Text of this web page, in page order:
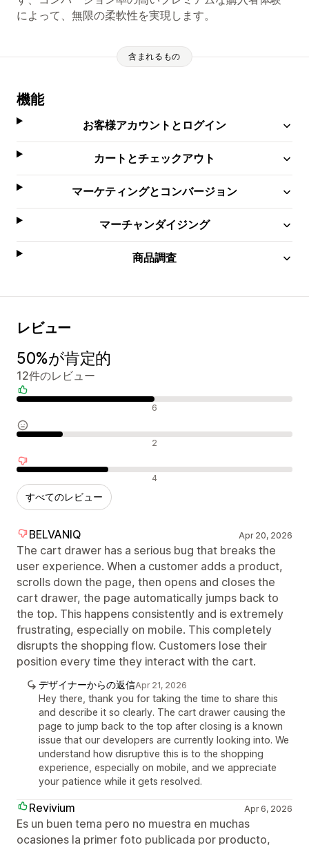
によって、無限の柔軟性を実現します。
含まれるもの
機能
お客様アカウントとログイン
カートとチェックアウト
マーケティングとコンバージョン
マーチャンダイジング
商品調査
レビュー
50%が肯定的
12件のレビュー
肯定的なレビュー 6
中間的なレビュー 2
否定的なレビュー 4
すべてのレビュー
BELVANIQ Apr 20, 2026
The cart drawer has a serious bug that breaks the
user experience. When a customer adds a product,
scrolls down the page, then opens and closes the
cart drawer, the page automatically jumps back to
the top. This happens consistently and is extremely
frustrating, especially on mobile. This completely
disrupts the shopping flow. Customers lose their
position every time they interact with the cart.
デザイナーからの返信Apr 21, 2026
Hey there, thank you for taking the time to share this
and describe it so clearly. The cart drawer causing the
page to jump back to the top after closing is a known
issue that our developers are currently looking into. We
understand how disruptive this is to the shopping
experience, especially on mobile, and we appreciate
your patience while it gets resolved.
Revivium Apr 6, 2026
Es un buen tema pero no muestra en muchas
ocasiones la primer foto publicada por producto,